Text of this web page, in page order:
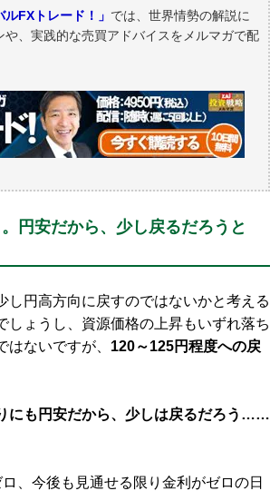
FXトレード！」 では、世界情勢の解説に
、実践的な売買アドバイスをメルマガで配
円安だから、少し戻るだろうと
円高方向に戻すのではないかと考える
しょうし、資源価格の上昇もいずれ落ち
ないですが、 120～125円程度への戻
にも円安だから、少しは戻るだろう……
、今後も見通せる限り金利がゼロの日